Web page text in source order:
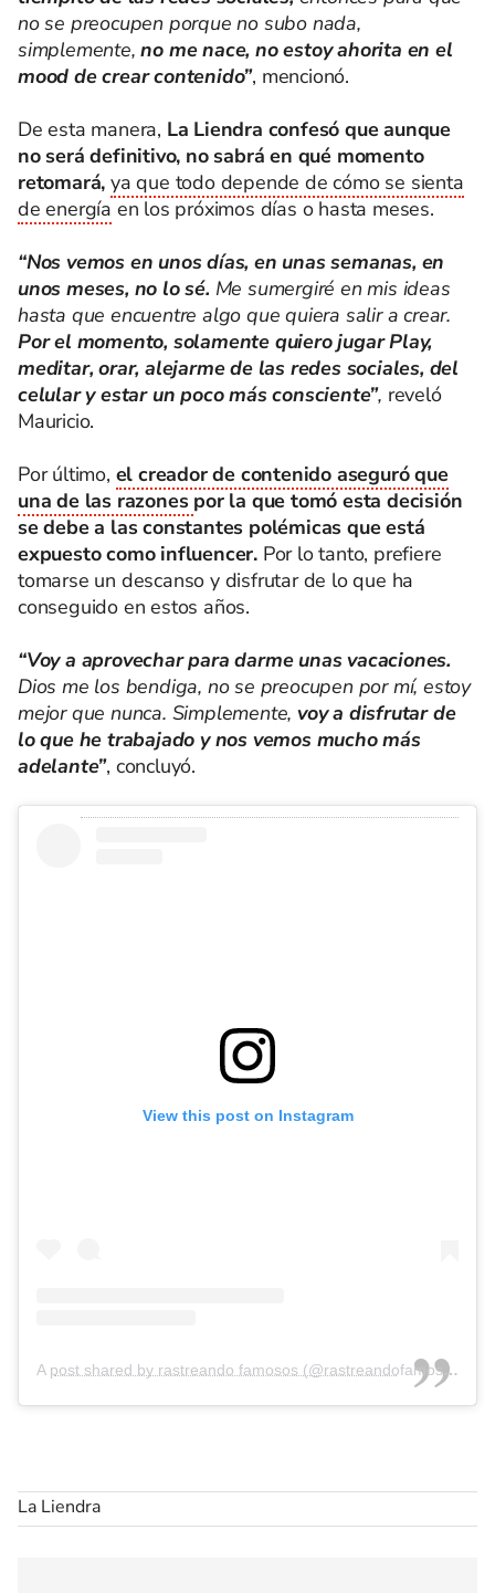
no se preocupen porque no subo nada,
simplemente, no me nace, no estoy ahorita en el
mood de crear contenido”, mencionó.
De esta manera, La Liendra confesó que aunque
no será definitivo, no sabrá en qué momento
retomará, ya que todo depende de cómo se sienta
de energía en los próximos días o hasta meses.
“Nos vemos en unos días, en unas semanas, en
unos meses, no lo sé. Me sumergiré en mis ideas
hasta que encuentre algo que quiera salir a crear.
Por el momento, solamente quiero jugar Play,
meditar, orar, alejarme de las redes sociales, del
celular y estar un poco más consciente”, reveló
Mauricio.
Por último, el creador de contenido aseguró que
una de las razones por la que tomó esta decisión
se debe a las constantes polémicas que está
expuesto como influencer. Por lo tanto, prefiere
tomarse un descanso y disfrutar de lo que ha
conseguido en estos años.
“Voy a aprovechar para darme unas vacaciones.
Dios me los bendiga, no se preocupen por mí, estoy
mejor que nunca. Simplemente,voy a disfrutar de
lo que he trabajado y nos vemos mucho más
adelante”, concluyó.
View this post on Instagram
A post shared by rastreando famosos (@rastreandofamosos)
La Liendra